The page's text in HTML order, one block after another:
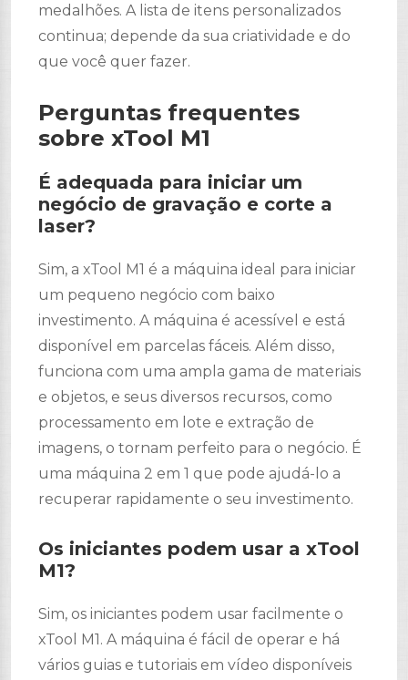
medalhões. A lista de itens personalizados
continua; depende da sua criatividade e do
que você quer fazer.
Perguntas frequentes
sobre xTool M1
É adequada para iniciar um
negócio de gravação e corte a
laser?
Sim, a xTool M1 é a máquina ideal para iniciar
um pequeno negócio com baixo
investimento. A máquina é acessível e está
disponível em parcelas fáceis. Além disso,
funciona com uma ampla gama de materiais
e objetos, e seus diversos recursos, como
processamento em lote e extração de
imagens, o tornam perfeito para o negócio. É
uma máquina 2 em 1 que pode ajudá-lo a
recuperar rapidamente o seu investimento.
Os iniciantes podem usar a xTool
M1?
Sim, os iniciantes podem usar facilmente o
xTool M1. A máquina é fácil de operar e há
vários guias e tutoriais em vídeo disponíveis